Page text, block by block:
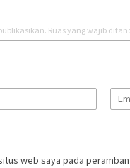
Ruas yang wajib
web saya pada